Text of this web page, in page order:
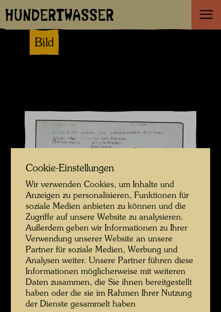
HUNDERTWASSER
Bild
Cookie-Einstellungen
Wir verwenden Cookies, um Inhalte und
Anzeigen zu personalisieren, Funktionen für
soziale Medien anbieten zu können und die
Zugriffe auf unsere Website zu analysieren.
Außerdem geben wir Informationen zu Ihrer
Verwendung unserer Website an unsere
Partner für soziale Medien, Werbung und
Analysen weiter. Unsere Partner führen diese
Informationen möglicherweise mit weiteren
Daten zusammen, die Sie ihnen bereitgestellt
haben oder die sie im Rahmen Ihrer Nutzung
der Dienste gesammelt haben